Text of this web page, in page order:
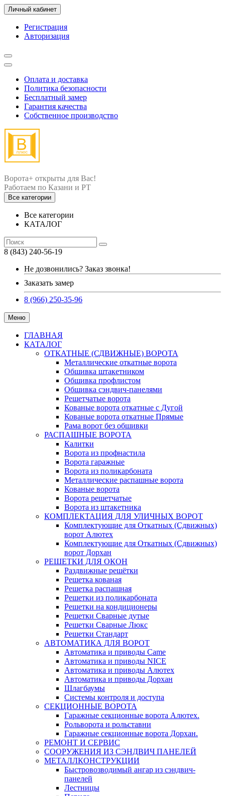
Личный кабинет
Регистрация
Авторизация
Оплата и доставка
Политика безопасности
Бесплатный замер
Гарантия качества
Собственное производство
Ворота+ открыты для Вас!
Все категории
Все категории
КАТАЛОГ
8 (843) 240-56-19
Не дозвонились? Заказ звонка!
Заказать замер
8 (966) 250-35-96
Меню
ГЛАВНАЯ
КАТАЛОГ
ОТКАТНЫЕ (СДВИЖНЫЕ) ВОРОТА
Металлические откатные ворота
Обшивка штакетником
Обшивка профлистом
Обшивка сэндвич-панелями
Решетчатые ворота
Кованые ворота откатные с Дугой
Кованые ворота откатные Прямые
Рама ворот без обшивки
РАСПАШНЫЕ ВОРОТА
Калитки
Ворота из профнастила
Ворота гаражные
Ворота из поликарбоната
Металлические распашные ворота
Кованые ворота
Ворота решетчатые
Ворота из штакетника
КОМПЛЕКТАЦИЯ ДЛЯ УЛИЧНЫХ ВОРОТ
Комплектующие для Откатных (Сдвижных)
ворот Алютех
Комплектующие для Откатных (Сдвижных)
ворот Дорхан
РЕШЕТКИ ДЛЯ ОКОН
Раздвижные решётки
Решетка кованая
Решетка распашная
Решетки из поликарбоната
Решетки на кондиционеры
Решетки Сварные дутые
Решетки Сварные Люкс
Решетки Стандарт
АВТОМАТИКА ДЛЯ ВОРОТ
Автоматика и приводы Came
Автоматика и приводы NICE
Автоматика и приводы Алютех
Автоматика и приводы Дорхан
Шлагбаумы
Системы контроля и доступа
СЕКЦИОННЫЕ ВОРОТА
Гаражные секционные ворота Алютех.
Рольворота и рольставни
Гаражные секционные ворота Дорхан.
РЕМОНТ И СЕРВИС
СООРУЖЕНИЯ ИЗ СЭНДВИЧ ПАНЕЛЕЙ
МЕТАЛЛКОНСТРУКЦИИ
Быстровозводимый ангар из сэндвич-
панелей
Лестницы